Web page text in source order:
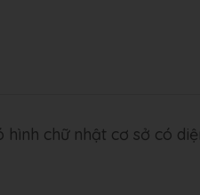
hình chữ nhật cơ sở có